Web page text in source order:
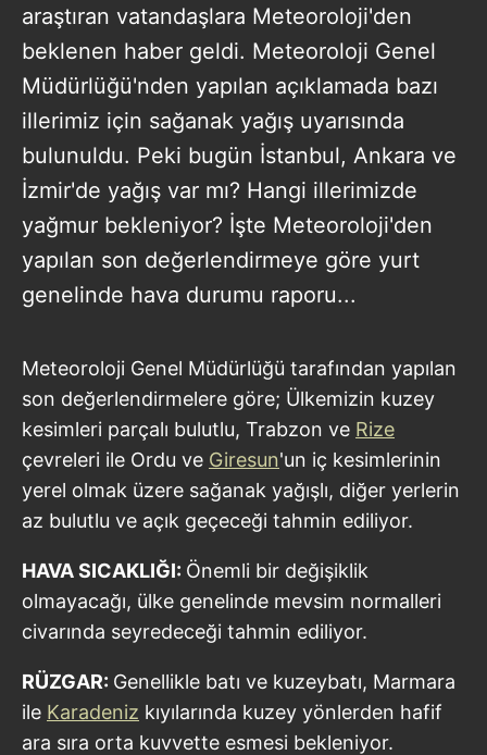
araştıran vatandaşlara Meteoroloji'den
beklenen haber geldi. Meteoroloji Genel
Müdürlüğü'nden yapılan açıklamada bazı
illerimiz için sağanak yağış uyarısında
bulunuldu. Peki bugün İstanbul, Ankara ve
İzmir'de yağış var mı? Hangi illerimizde
yağmur bekleniyor? İşte Meteoroloji'den
yapılan son değerlendirmeye göre yurt
genelinde hava durumu raporu...
Meteoroloji Genel Müdürlüğü tarafından yapılan
son değerlendirmelere göre; Ülkemizin kuzey
kesimleri parçalı bulutlu, Trabzon ve Rize
çevreleri ile Ordu ve Giresun'un iç kesimlerinin
yerel olmak üzere sağanak yağışlı, diğer yerlerin
az bulutlu ve açık geçeceği tahmin ediliyor.
HAVA SICAKLIĞI: Önemli bir değişiklik
olmayacağı, ülke genelinde mevsim normalleri
civarında seyredeceği tahmin ediliyor.
RÜZGAR: Genellikle batı ve kuzeybatı, Marmara
ile Karadeniz kıyılarında kuzey yönlerden hafif
ara sıra orta kuvvette esmesi bekleniyor.